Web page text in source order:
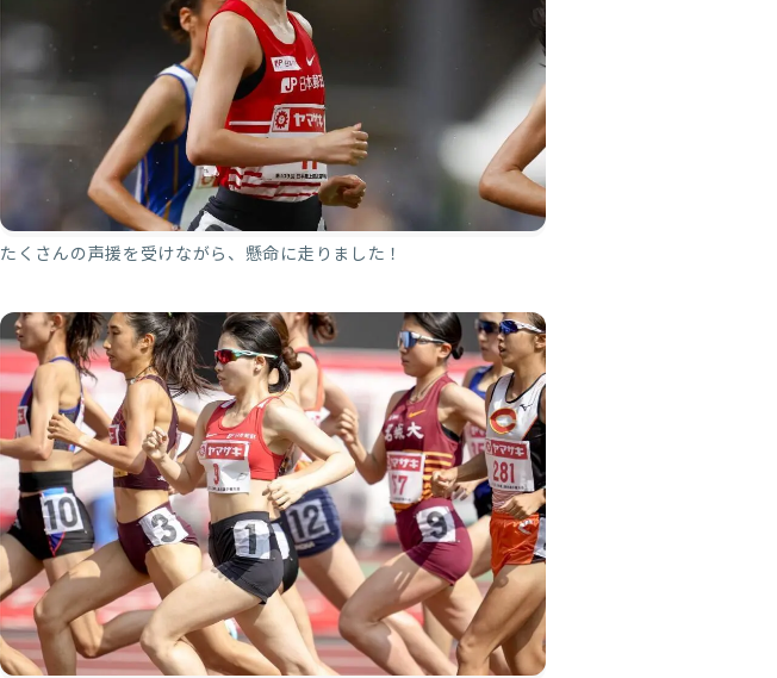
たくさんの声援を受けながら、懸命に走りました！